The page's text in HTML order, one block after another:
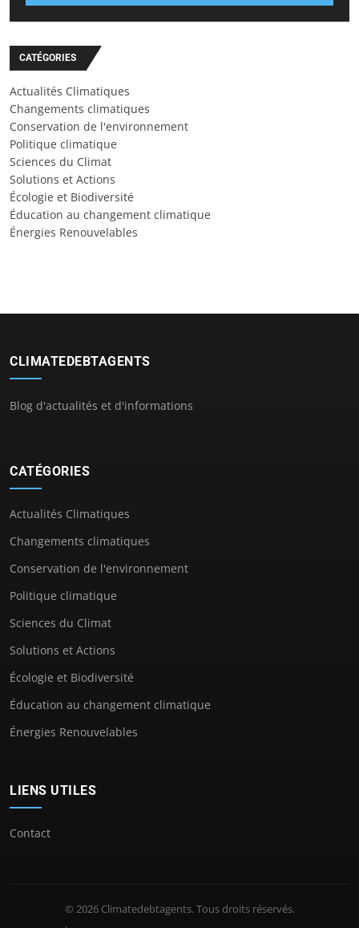
CATÉGORIES
Actualités Climatiques
Changements climatiques
Conservation de l'environnement
Politique climatique
Sciences du Climat
Solutions et Actions
Écologie et Biodiversité
Éducation au changement climatique
Énergies Renouvelables
CLIMATEDEBTAGENTS
Blog d'actualités et d'informations
CATÉGORIES
Actualités Climatiques
Changements climatiques
Conservation de l'environnement
Politique climatique
Sciences du Climat
Solutions et Actions
Écologie et Biodiversité
Éducation au changement climatique
Énergies Renouvelables
LIENS UTILES
Contact
© 2026 Climatedebtagents. Tous droits réservés.